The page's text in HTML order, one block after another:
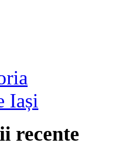
Iași
recente